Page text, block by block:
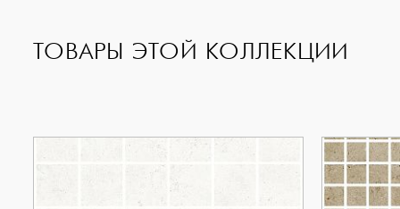
ТОВАРЫ ЭТОЙ КОЛЛЕКЦИИ